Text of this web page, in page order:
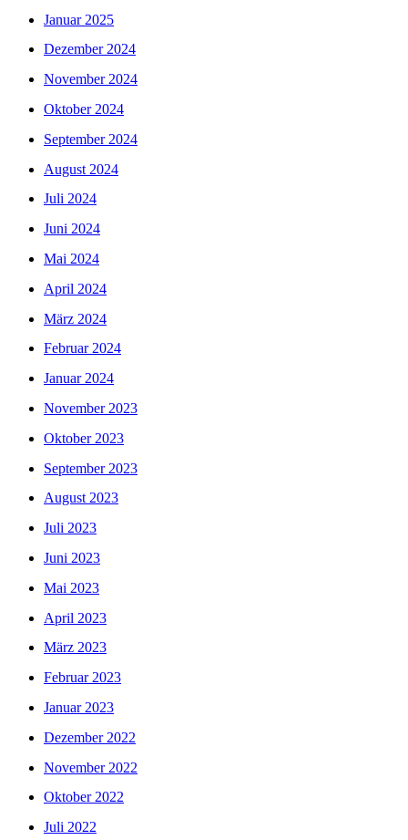
Januar 2025
Dezember 2024
November 2024
Oktober 2024
September 2024
August 2024
Juli 2024
Juni 2024
Mai 2024
April 2024
März 2024
Februar 2024
Januar 2024
November 2023
Oktober 2023
September 2023
August 2023
Juli 2023
Juni 2023
Mai 2023
April 2023
März 2023
Februar 2023
Januar 2023
Dezember 2022
November 2022
Oktober 2022
Juli 2022